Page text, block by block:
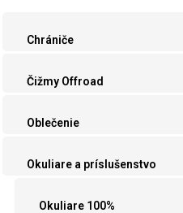
Chrániče
Čižmy Offroad
Oblečenie
Okuliare a príslušenstvo
Okuliare 100%